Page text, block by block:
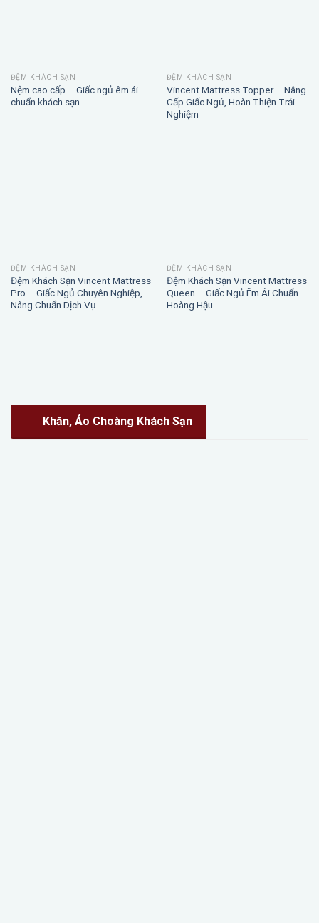
ĐỆM KHÁCH SẠN
Nệm cao cấp – Giấc ngủ êm ái
chuẩn khách sạn
ĐỆM KHÁCH SẠN
Vincent Mattress Topper – Nâng
Cấp Giấc Ngủ, Hoàn Thiện Trải
Nghiệm
ĐỆM KHÁCH SẠN
Đệm Khách Sạn Vincent Mattress
Pro – Giấc Ngủ Chuyên Nghiệp,
Nâng Chuẩn Dịch Vụ
ĐỆM KHÁCH SẠN
Đệm Khách Sạn Vincent Mattress
Queen – Giấc Ngủ Êm Ái Chuẩn
Hoàng Hậu
Khăn, Áo Choàng Khách Sạn